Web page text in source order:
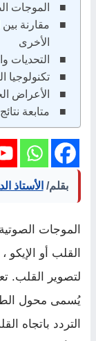
الموجات
مقارنة
الأخرى
التحديات
تكنولوجيا
الأعراض
متابعة
بقلم/ الأستاذ
الموجات
القلب أو
لتصوير القلب.
يُسمى محول
التردد باتجاه